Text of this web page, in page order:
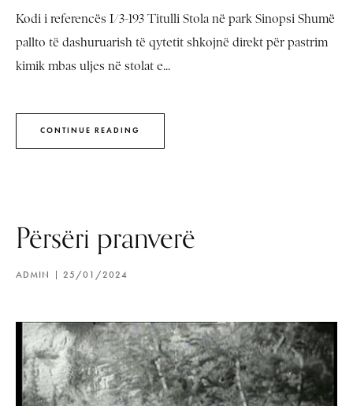
Kodi i referencës I/3-193 Titulli Stola në park Sinopsi Shumë
pallto të dashuruarish të qytetit shkojnë direkt për pastrim
kimik mbas uljes në stolat e...
CONTINUE READING
Përsëri pranverë
ADMIN 25/01/2024